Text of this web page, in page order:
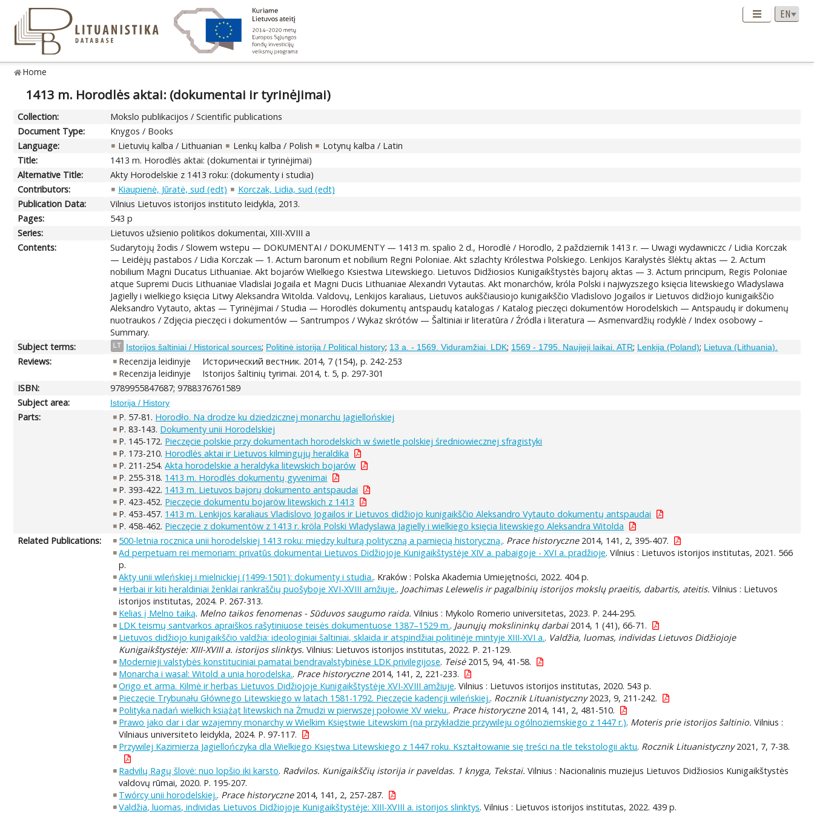
Home
1413 m. Horodlės aktai: (dokumentai ir tyrinėjimai)
Collection:
Mokslo publikacijos / Scientific publications
Document Type:
Knygos / Books
Language:
Lietuvių kalba / Lithuanian Lenkų kalba / Polish
Lotynų kalba / Latin
Title:
1413 m. Horodlės aktai: (dokumentai ir tyrinėjimai)
Alternative Title:
Akty Horodelskie z 1413 roku: (dokumenty i studia)
Contributors:
Kiaupienė, Jūratė, sud (edt)
Korczak, Lidia, sud (edt)
Publication Data:
Vilnius Lietuvos istorijos instituto leidykla, 2013.
Pages:
543 p
Series:
Lietuvos užsienio politikos dokumentai, XIII-XVIII a
Contents:
Sudarytojų žodis / Slowem wstepu — DOKUMENTAI / DOKUMENTY — 1413 m. spalio 2 d., Horodlė / Horodlo, 2 paždziernik 1413 r. — Uwagi wydawniczc / Lidia Korczak
— Leidėjų pastabos / Lidia Korczak — 1. Actum baronum et nobilium Regni Poloniae. Akt szlachty Królestwa Polskiego. Lenkijos Karalystės šlėktų aktas — 2. Actum
nobilium Magni Ducatus Lithuaniae. Akt bojarów Wielkiego Ksiestwa Litewskiego. Lietuvos Didžiosios Kunigaikštystės bajorų aktas — 3. Actum principum, Regis Poloniae
atque Supremi Ducis Lithuaniae Vladislai Jogaila et Magni Ducis Lithuaniae Alexandri Vytautas. Akt monarchów, króla Polski i najwyzszego księcia litewskiego Wladyslawa
Jagielly i wielkiego księcia Litwy Aleksandra Witolda. Valdovų, Lenkijos karaliaus, Lietuvos aukščiausiojo kunigaikščio Vladislovo Jogailos ir Lietuvos didžiojo kunigaikščio
Aleksandro Vytauto, aktas — Tyrinėjimai / Studia — Horodlės dokumentų antspaudų katalogas / Katalog pieczęci dokumentów Horodelskich — Antspaudų ir dokumenų
nuotraukos / Zdjęcia pieczęci i dokumentów — Santrumpos / Wykaz skrótów — Šaltiniai ir literatūra / Źródla i literatura — Asmenvardžių rodyklė / Index osobowy –
Summary.
Subject terms:
LT Istorijos šaltiniai / Historical sources; Politinė istorija / Political history; 13 a. - 1569. Viduramžiai. LDK; 1569 - 1795. Naujieji laikai. ATR; Lenkija (Poland); Lietuva (Lithuania).
Reviews: Recenzija leidinyje
Исторический вестник. 2014, 7 (154), p. 242-253
Recenzija leidinyje
Istorijos šaltinių tyrimai. 2014, t. 5, p. 297-301
ISBN:
9789955847687; 9788376761589
Subject area:
Istorija / History
Parts: P. 57-81. Horodło. Na drodze ku dziedzicznej monarchu Jagiellońskiej
P. 83-143. Dokumenty unii Horodelskiej
P. 145-172. Pieczęcie polskie przy dokumentach horodelskich w świetle polskiej średniowiecznej sfragistyki
P. 173-210. Horodlės aktai ir Lietuvos kilmingųjų heraldika
P. 211-254.Akta horodelskie a heraldyka litewskich bojarów
P. 255-318. 1413 m. Horodlės dokumentų gyvenimai
P. 393-422. 1413 m. Lietuvos bajorų dokumento antspaudai
P. 423-452. Pieczęcie dokumentu bojaröw litewskich z 1413
P. 453-457. 1413 m. Lenkijos karaliaus Vladislovo Jogailos ir Lietuvos didžiojo kunigaikščio Aleksandro Vytauto dokumentų antspaudai
P. 458-462. Pieczęcie z dokumentöw z 1413 r. kröla Polski Wladyslawa Jagielly i wielkiego księcia litewskiego Aleksandra Witolda
Related Publications:
500-letnia rocznica unii horodelskiej 1413 roku: między kulturą polityczną a pamięcią historyczną.. Prace historyczne2014, 141, 2, 395-407.
Ad perpetuam rei memoriam: privatūs dokumentai Lietuvos Didžiojoje Kunigaikštystėje XIV a. pabaigoje - XVI a. pradžioje. Vilnius : Lietuvos istorijos institutas, 2021. 566
p.
Akty unii wileńskiej i mielnickiej (1499-1501): dokumenty i studia.. Kraków : Polska Akademia Umiejętności, 2022. 404 p.
Herbai ir kiti heraldiniai ženklai rankraščių puošyboje XVI-XVIII amžiuje.. Joachimas Lelewelis ir pagalbinių istorijos mokslų praeitis, dabartis, ateitis. Vilnius : Lietuvos
istorijos institutas, 2024. P. 267-313.
Kelias į Melno taiką. Melno taikos fenomenas - Sūduvos saugumo raida. Vilnius : Mykolo Romerio universitetas, 2023. P. 244-295.
LDK teismų santvarkos apraiškos rašytiniuose teisės dokumentuose 1387–1529 m.. Jaunųjų mokslininkų darbai2014, 1 (41), 66-71.
Lietuvos didžiojo kunigaikščio valdžia: ideologiniai šaltiniai, sklaida ir atspindžiai politinėje mintyje XIII-XVI a.. Valdžia, luomas, individas Lietuvos Didžiojoje
Kunigaikštystėje: XIII-XVIII a. istorijos slinktys. Vilnius: Lietuvos istorijos institutas, 2022. P. 21-129.
Modernieji valstybės konstituciniai pamatai bendravalstybinėse LDK privilegijose. Teisė2015, 94, 41-58.
Monarcha i wasal: Witold a unia horodelska.. Prace historyczne2014, 141, 2, 221-233.
Origo et arma. Kilmė ir herbas Lietuvos Didžiojoje Kunigaikštystėje XVI-XVIII amžiuje. Vilnius : Lietuvos istorijos institutas, 2020. 543 p.
Pieczęcie Trybunału Głównego Litewskiego w latach 1581-1792. Pieczęcie kadencji wileńskiej.. Rocznik Lituanistyczny2023, 9, 211-242.
Polityka nadań wielkich książąt litewskich na Żmudzi w pierwszej połowie XV wieku.. Prace historyczne2014, 141, 2, 481-510.
Prawo jako dar i dar wzajemny monarchy w Wielkim Księstwie Litewskim (na przykładzie przywileju ogólnoziemskiego z 1447 r.). Moteris prie istorijos šaltinio. Vilnius :
Vilniaus universiteto leidykla, 2024. P. 97-117.
Przywilej Kazimierza Jagiellończyka dla Wielkiego Księstwa Litewskiego z 1447 roku. Kształtowanie się treści na tle tekstologii aktu. Rocznik Lituanistyczny2021, 7, 7-38.
Radvilų Ragų šlovė: nuo lopšio iki karsto. Radvilos. Kunigaikščių istorija ir paveldas. 1 knyga, Tekstai. Vilnius : Nacionalinis muziejus Lietuvos Didžiosios Kunigaikštystės
valdovų rūmai, 2020. P. 195-207.
Twórcy unii horodelskiej.. Prace historyczne2014, 141, 2, 257-287.
Valdžia, luomas, individas Lietuvos Didžiojoje Kunigaikštystėje: XIII-XVIII a. istorijos slinktys. Vilnius : Lietuvos istorijos institutas, 2022. 439 p.